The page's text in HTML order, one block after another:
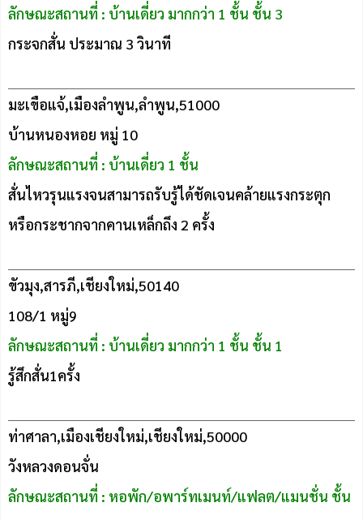
ลักษณะสถานที่ : บ้านเดี่ยว มากกว่า 1 ชั้น ชั้น 3
กระจกสั่น ประมาณ 3 วินาที
มะเขือแจ้,เมืองลำพูน,ลำพูน,51000
บ้านหนองหอย หมู่ 10
ลักษณะสถานที่ : บ้านเดี่ยว 1 ชั้น
สั่นไหวรุนแรงจนสามารถรับรู้ได้ชัดเจนคล้ายแรงกระตุก
หรือกระชากจากคานเหล็กถึง 2 ครั้ง
ขัวมุง,สารภี,เชียงใหม่,50140
108/1 หมู่9
ลักษณะสถานที่ : บ้านเดี่ยว มากกว่า 1 ชั้น ชั้น 1
รู้สึกสั่น1ครั้ง
ท่าศาลา,เมืองเชียงใหม่,เชียงใหม่,50000
วังหลวงดอนจั่น
ลักษณะสถานที่ : หอพัก/อพาร์ทเมนท์/แฟลต/แมนชั่น ชั้น